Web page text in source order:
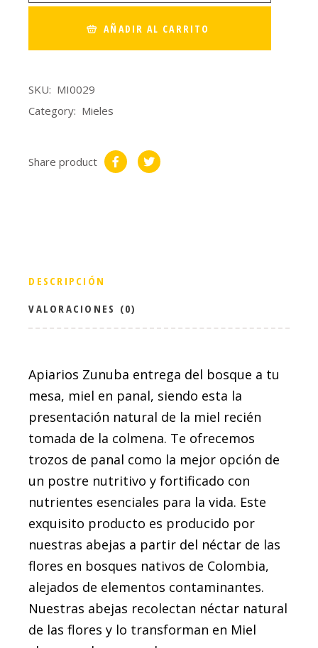
AÑADIR AL CARRITO
SKU: MI0029
Category: Mieles
Share product
DESCRIPCIÓN
VALORACIONES (0)
Apiarios Zunuba entrega del bosque a tu
mesa, miel en panal, siendo esta la
presentación natural de la miel recién
tomada de la colmena. Te ofrecemos
trozos de panal como la mejor opción de
un postre nutritivo y fortificado con
nutrientes esenciales para la vida. Este
exquisito producto es producido por
nuestras abejas a partir del néctar de las
flores en bosques nativos de Colombia,
alejados de elementos contaminantes.
Nuestras abejas recolectan néctar natural
de las flores y lo transforman en Miel